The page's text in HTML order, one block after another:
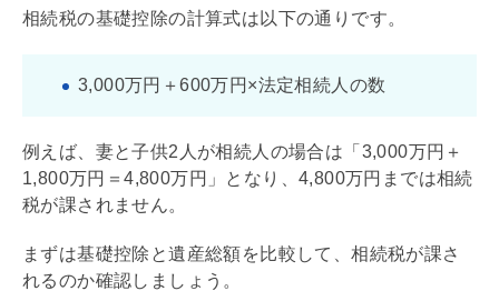
相続税の基礎控除の計算式は以下の通りです。
3,000万円＋600万円×法定相続人の数
例えば、妻と子供2人が相続人の場合は「3,000万円＋
1,800万円＝4,800万円」となり、4,800万円までは相続
税が課されません。
まずは基礎控除と遺産総額を比較して、相続税が課さ
れるのか確認しましょう。